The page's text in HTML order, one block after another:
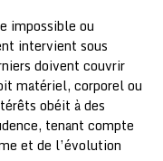
impossible ou
intervient sous
doivent couvrir
matériel, corporel ou
obéit à des
tenant compte
et de l’évolution